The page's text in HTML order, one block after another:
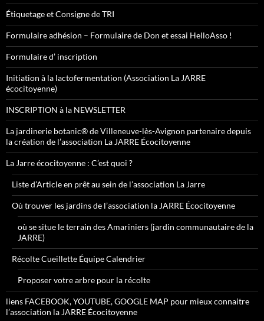
Étiquetage et Consigne de TRI
Formulaire adhésion – Formulaire de Don et essai HelloAsso !
Formulaire d’ inscription
Initiation à la lactofermentation (Association La JARRE
écocitoyenne)
INSCRIPTION à la NEWSLETTER
La jardinerie botanic® de Villeneuve-lès-Avignon partenaire depuis
la création de l’association La JARRE Écocitoyenne
La Jarre écocitoyenne : C’est quoi ?
Liste d’Article en prêt au sein de l’association La Jarre
Où trouver les jardins de l’association la JARRE Écocitoyenne
où se situe le terrain des Amariniers (jardin communautaire de la
JARRE)
Récolte Cueillette Équipe Calendrier
Proposer votre arbre pour la récolte
liens FACEBOOK, YOUTUBE, GOOGLE MAP pour mieux connaitre
l’association la JARRE Écocitoyenne